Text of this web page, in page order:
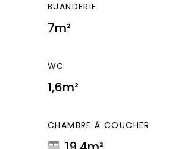
BUANDERIE
7m²
WC
1,6m²
CHAMBRE À COUCHER